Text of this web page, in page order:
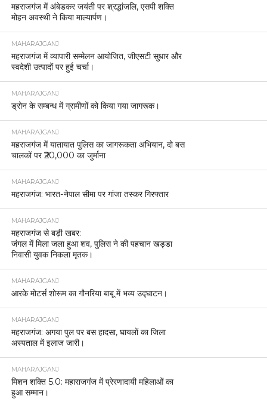
महराजगंज में अंबेडकर जयंती पर श्रद्धांजलि, एसपी शक्ति
मोहन अवस्थी ने किया माल्यार्पण।
MAHARAJGANJ
महराजगंज में व्यापारी सम्मेलन आयोजित, जीएसटी सुधार और
स्वदेशी उत्पादों पर हुई चर्चा।
MAHARAJGANJ
ड्रोन के सम्बन्ध में ग्रामीणों को किया गया जागरूक।
MAHARAJGANJ
महराजगंज में यातायात पुलिस का जागरूकता अभियान, दो बस
चालकों पर ₹20,000 का जुर्माना
MAHARAJGANJ
महराजगंज: भारत-नेपाल सीमा पर गांजा तस्कर गिरफ्तार
MAHARAJGANJ
महराजगंज से बड़ी खबर:
जंगल में मिला जला हुआ शव, पुलिस ने की पहचान खड्डा
निवासी युवक निकला मृतक।
MAHARAJGANJ
आरके मोटर्स शोरूम का गौनरिया बाबू में भव्य उद्घाटन।
MAHARAJGANJ
महराजगंज: अगया पुल पर बस हादसा, घायलों का जिला
अस्पताल में इलाज जारी।
MAHARAJGANJ
मिशन शक्ति 5.0: महाराजगंज में प्रेरणादायी महिलाओं का
हुआ सम्मान।